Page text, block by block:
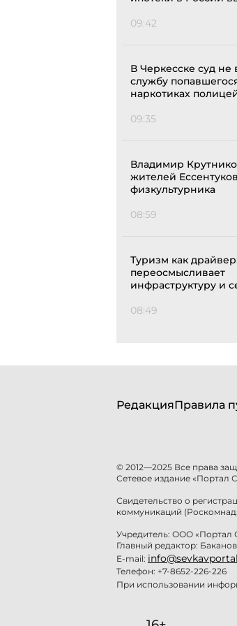
09:42
В Черкесске суд не
службу
наркотиках
09:35
Владимир
жителей
физкультурника
08:59
Туризм как
переосмысливает
инфраструктуру и
08:49
РедакцияПравила
© 2012—2025 Все права
Сетевое издание «Портал
Свидетельство о
коммуникаций
Учредитель: ООО «Портал
Главный редактор:
E-mail:
Телефон: +7-8652-226-226
При использовании